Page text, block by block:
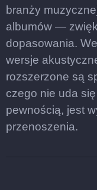
branży
albumów —
dopasowania.
wersje
rozszerzone są
czego nie uda
pewnością, jest
przenoszenia.